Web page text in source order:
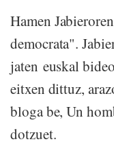
Hamen
democrata".
jaten euskal
eitxen dittuz,
bloga be, Un
dotzuet.